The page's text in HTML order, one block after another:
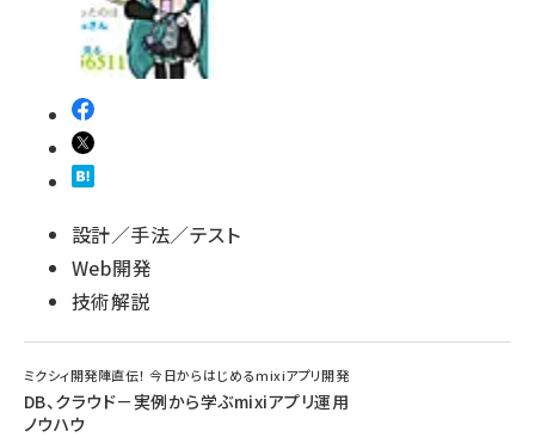
設計／手法／テスト
Web開発
技術解説
ミクシィ開発陣直伝！ 今日からはじめるmixiアプリ開発
DB、クラウド－実例から学ぶmixiアプリ運用
ノウハウ